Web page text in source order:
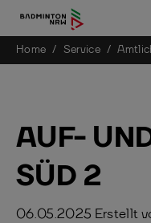
Skip to main content
You are here:
Home Service
AUF-
SÜD 2
06.05.2025 Erstellt